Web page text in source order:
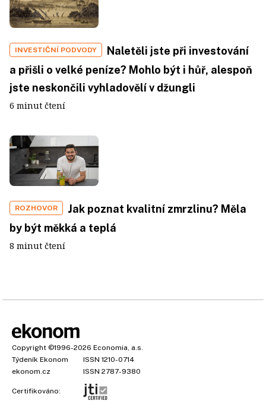
INVESTIČNÍ PODVODY
Naletěli jste při investování
a přišli o velké peníze? Mohlo být i hůř, alespoň
jste neskončili vyhladovělí v džungli
6 minut čtení
ROZHOVOR
Jak poznat kvalitní zmrzlinu? Měla
by být měkká a teplá
8 minut čtení
Copyright ©1996-2026 Economia, a.s.
Týdeník Ekonom
ISSN 1210-0714
ekonom.cz
ISSN 2787-9380
Certifikováno: